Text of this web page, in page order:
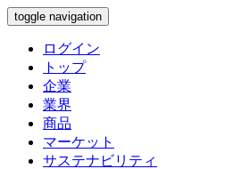
toggle navigation
ログイン
トップ
企業
業界
商品
マーケット
サステナビリティ